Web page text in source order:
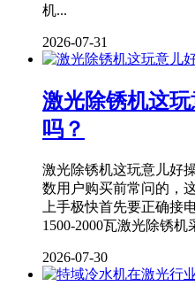
机...
2026-07-31
激光除锈机这
吗？
激光除锈机这玩意儿好
数用户购买前常问的，
上手极快首先要正确接
1500-2000瓦激光除锈机
2026-07-30